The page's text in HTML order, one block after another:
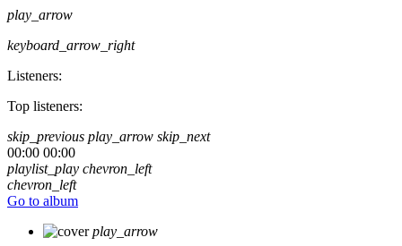
play_arrow
keyboard_arrow_right
Listeners:
Top listeners:
skip_previous play_arrow skip_next
00:00 00:00
playlist_play chevron_left
chevron_left
Go to album
play_arrow